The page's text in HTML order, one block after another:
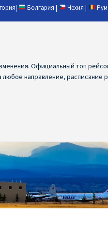
| Болгария | Чехия |
Официальный топ
направление, расписание
ГрецияRyanair дешевые
Ryanair из Лаппеенранты
| ПРАГА, ОСТРАВА,